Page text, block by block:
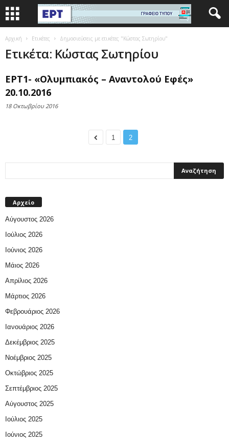
Αρχική Ετικέτες Δημοσιεύσεις με ετικέτες "Κώστας Σωτηρίου"
Ετικέτα: Κώστας Σωτηρίου
ΕΡΤ1- «Ολυμπιακός – Αναντολού Εφές»
20.10.2016
18 Οκτωβρίου 2016
1 2
Αρχείο
Αύγουστος 2026
Ιούλιος 2026
Ιούνιος 2026
Μάιος 2026
Απρίλιος 2026
Μάρτιος 2026
Φεβρουάριος 2026
Ιανουάριος 2026
Δεκέμβριος 2025
Νοέμβριος 2025
Οκτώβριος 2025
Σεπτέμβριος 2025
Αύγουστος 2025
Ιούλιος 2025
Ιούνιος 2025